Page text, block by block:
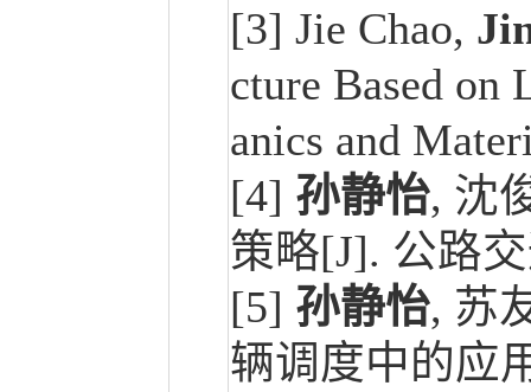
[3] Jie Chao,
cture Based on
anics and
[4] 孙静怡, 沈
策略[J]. 公路
[5] 孙静怡, 苏
辆调度中的应